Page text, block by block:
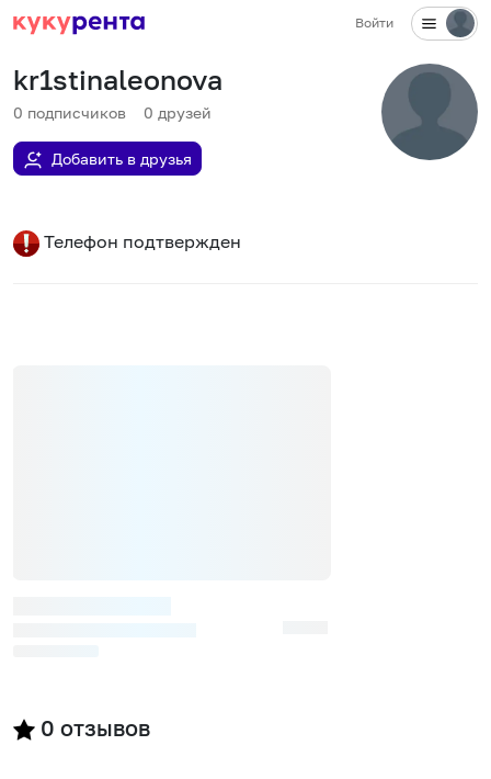
Войти
kr1stinaleonova
0 подписчиков 0 друзей
Добавить в друзья
Телефон подтвержден
0 отзывов